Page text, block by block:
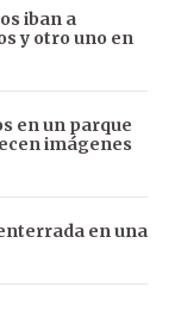
iban a
y otro uno en
en un parque
imágenes
en una